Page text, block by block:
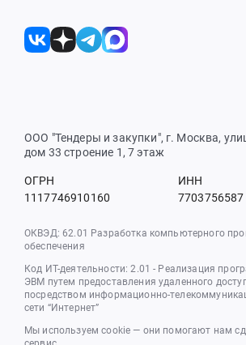
ООО "Тендеры и закупки", г. Москва,
дом 33 строение 1, 7 этаж
ОГРН
1117746910160
ИНН
7703756587
ОКВЭД: 62.01 Разработка компьютерного
обеспечения
Код ИТ-деятельности: 2.01 - Реализация
ЭВМ путем предоставления удаленного
посредством информационно-
сети “Интернет”
Мы используем cookie — они помогают нам